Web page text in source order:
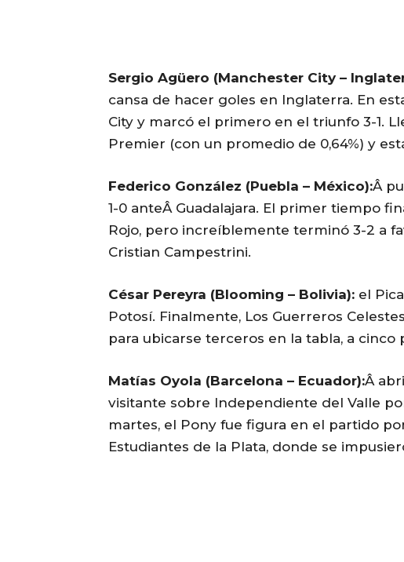
Sergio Agüero (Manchester City –
cansa de hacer goles en Inglaterra. En
City y marcó el primero en el triunfo 3-1.
Premier (con un promedio de 0,64%) y
Federico González (Puebla – México):Â
1-0 anteÂ Guadalajara. El primer tiempo
Rojo, pero increíblemente terminó 3-2 a
Cristian Campestrini.
César Pereyra (Blooming – Bolivia): el
Potosí. Finalmente, Los Guerreros
para ubicarse terceros en la tabla, a
Matías Oyola (Barcelona – Ecuador):Â
visitante sobre Independiente del Valle
martes, el Pony fue figura en el partido
Estudiantes de la Plata, donde se